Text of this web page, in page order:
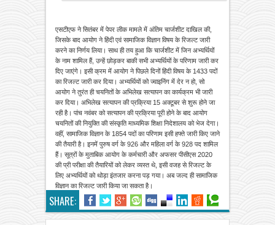
एसटीएफ ने सितंबर में पेपर लीक मामले में अंतिम चार्जशीट दाखिल की,
जिसके बाद आयोग ने हिंदी एवं सामाजिक विज्ञान विषय के रिजल्ट जारी
करने का निर्णय लिया। साथ ही तय हुआ कि चार्जशीट में जिन अभ्यर्थियों
के नाम शामिल हैं, उन्हें छोड़कर बाकी सभी अभ्यर्थियों के परिणाम जारी कर
दिए जाएंगे। इसी क्रम में आयोग ने पिछले दिनों हिंदी विषय के 1433 पदों
का रिजल्ट जारी कर दिया। अभ्यर्थियों को ज्वाइनिंग में देर न हो, सो
आयोग ने तुरंत ही चयनितों के अभिलेख सत्यापन का कार्यक्रम भी जारी
कर दिया। अभिलेख सत्यापन की प्रक्रिया 15 अक्टूबर से शुरू होने जा
रही है। पांच नवंबर को सत्यापन की प्रक्रिया पूरी होने के बाद आयोग
चयनितों की नियुक्ति की संस्कृति माध्यमिक शिक्षा निदेशालय को भेज देगा।
वहीं, सामाजिक विज्ञान के 1854 पदों का परिणाम इसी हफ्ते जारी किए जाने
की तैयारी है। इनमें पुरुष वर्ग के 926 और महिला वर्ग के 928 पद शामिल
हैं। सूत्रों के मुताबिक आयोग के कर्मचारी और अफसर पीसीएस 2020
की प्री परीक्षा की तैयारियों को लेकर व्यस्त थे, इसी वजह से रिजल्ट के
लिए अभ्यर्थियों को थोड़ा इंतजार करना पड़ गया। अब जल्द ही सामाजिक
विज्ञान का रिजल्ट जारी किया जा सकता है।
SHARE: